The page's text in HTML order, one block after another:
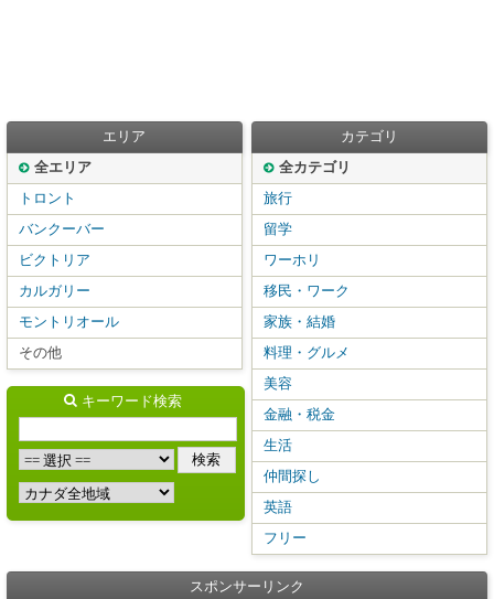
エリア
全エリア
トロント
バンクーバー
ビクトリア
カルガリー
モントリオール
その他
カテゴリ
全カテゴリ
旅行
留学
ワーホリ
移民・ワーク
家族・結婚
料理・グルメ
美容
金融・税金
生活
仲間探し
英語
フリー
キーワード検索
スポンサーリンク